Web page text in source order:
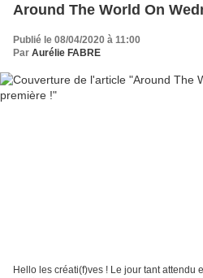
Around The World On
Publié le 08/04/2020 à 11:00
Par Aurélie FABRE
Hello les créati(f)ves ! Le jour tant attendu